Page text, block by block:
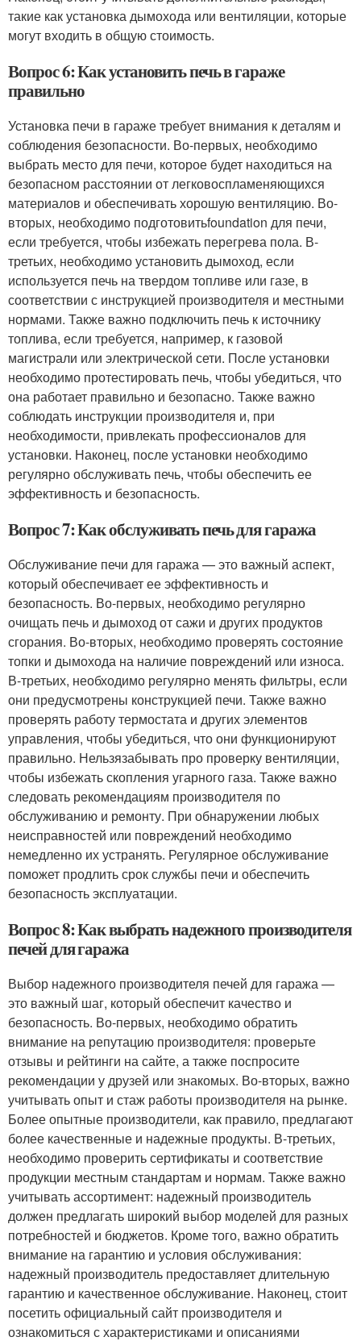
такие как установка дымохода или вентиляции, которые
могут входить в общую стоимость.
Вопрос 6: Как установить печь в гараже
правильно
Установка печи в гараже требует внимания к деталям и
соблюдения безопасности. Во-первых, необходимо
выбрать место для печи, которое будет находиться на
безопасном расстоянии от легковоспламеняющихся
материалов и обеспечивать хорошую вентиляцию. Во-
вторых, необходимо подготовитьfoundation для печи,
если требуется, чтобы избежать перегрева пола. В-
третьих, необходимо установить дымоход, если
используется печь на твердом топливе или газе, в
соответствии с инструкцией производителя и местными
нормами. Также важно подключить печь к источнику
топлива, если требуется, например, к газовой
магистрали или электрической сети. После установки
необходимо протестировать печь, чтобы убедиться, что
она работает правильно и безопасно. Также важно
соблюдать инструкции производителя и, при
необходимости, привлекать профессионалов для
установки. Наконец, после установки необходимо
регулярно обслуживать печь, чтобы обеспечить ее
эффективность и безопасность.
Вопрос 7: Как обслуживать печь для гаража
Обслуживание печи для гаража — это важный аспект,
который обеспечивает ее эффективность и
безопасность. Во-первых, необходимо регулярно
очищать печь и дымоход от сажи и других продуктов
сгорания. Во-вторых, необходимо проверять состояние
топки и дымохода на наличие повреждений или износа.
В-третьих, необходимо регулярно менять фильтры, если
они предусмотрены конструкцией печи. Также важно
проверять работу термостата и других элементов
управления, чтобы убедиться, что они функционируют
правильно. Нельзязабывать про проверку вентиляции,
чтобы избежать скопления угарного газа. Также важно
следовать рекомендациям производителя по
обслуживанию и ремонту. При обнаружении любых
неисправностей или повреждений необходимо
немедленно их устранять. Регулярное обслуживание
поможет продлить срок службы печи и обеспечить
безопасность эксплуатации.
Вопрос 8: Как выбрать надежного производителя
печей для гаража
Выбор надежного производителя печей для гаража —
это важный шаг, который обеспечит качество и
безопасность. Во-первых, необходимо обратить
внимание на репутацию производителя: проверьте
отзывы и рейтинги на сайте, а также поспросите
рекомендации у друзей или знакомых. Во-вторых, важно
учитывать опыт и стаж работы производителя на рынке.
Более опытные производители, как правило, предлагают
более качественные и надежные продукты. В-третьих,
необходимо проверить сертификаты и соответствие
продукции местным стандартам и нормам. Также важно
учитывать ассортимент: надежный производитель
должен предлагать широкий выбор моделей для разных
потребностей и бюджетов. Кроме того, важно обратить
внимание на гарантию и условия обслуживания:
надежный производитель предоставляет длительную
гарантию и качественное обслуживание. Наконец, стоит
посетить официальный сайт производителя и
ознакомиться с характеристиками и описаниями